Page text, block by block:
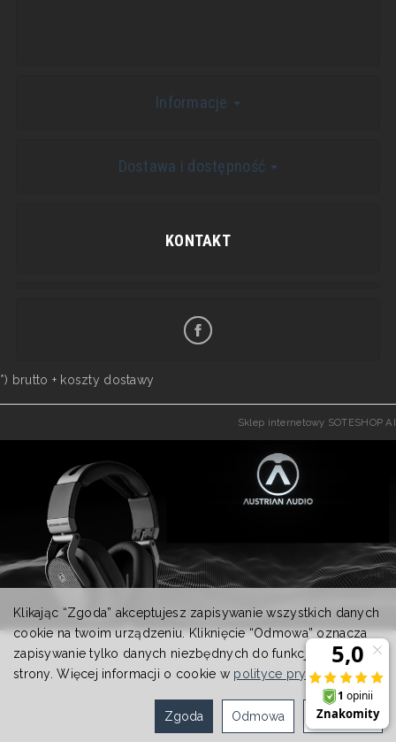
Informacje
Dostawa i dostępność
KONTAKT
*) brutto + koszty dostawy
Sklep internetowy SOTESHOP AI
Klikając “Zgoda” akceptujesz zapisywanie wszystkich danych
cookie na twoim urządzeniu. Kliknięcie “Odmowa” oznacza
zapisywanie tylko danych niezbędnych do funkcjonowania
strony. Więcej informacji o cookie w polityce prywatności.
Ustawienia
Odmowa
Zgoda